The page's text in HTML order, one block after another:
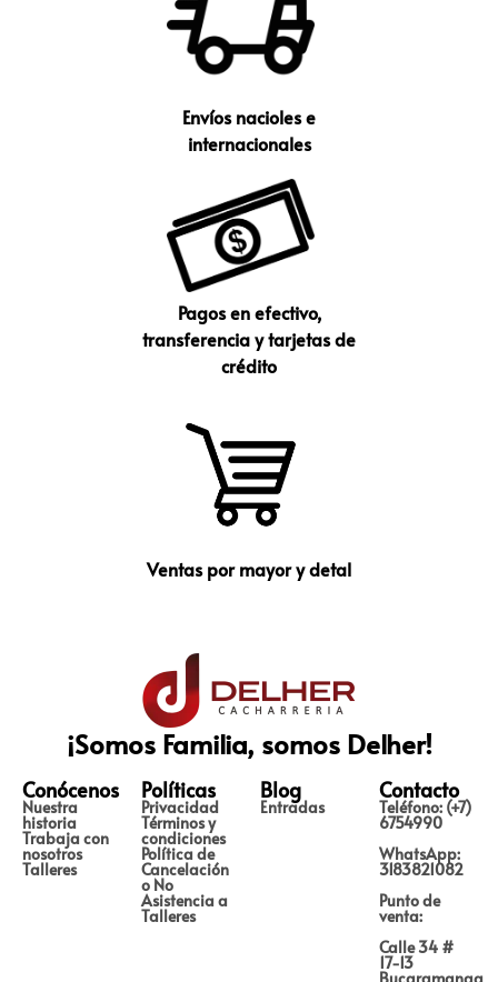
Envíos nacioles e
internacionales
Pagos en efectivo,
transferencia y tarjetas de
crédito
Ventas por mayor y detal
¡Somos Familia, somos Delher!
Conócenos
Nuestra
historia
Trabaja con
nosotros
Talleres
Políticas
Privacidad
Términos y
condiciones
Política de
Cancelación
o No
Asistencia a
Talleres
Blog
Entradas
Contacto
Teléfono: (+7)
6754990
WhatsApp:
3183821082
Punto de
venta:
Calle 34 #
17-13
Bucaramanga